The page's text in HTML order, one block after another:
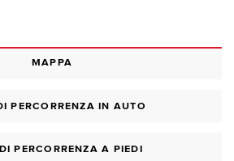
MAPPA
PERCORRENZA IN AUTO
PERCORRENZA A PIEDI